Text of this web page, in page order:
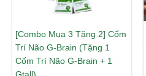
[Combo Mua 3 Tặng 2] Cốm
Trí Não G-Brain (Tặng 1
Cốm Trí Não G-Brain + 1